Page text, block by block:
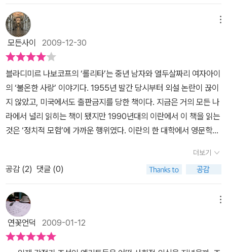
모든사이 2009-12-30
블라디미르 나보코프의 ‘롤리타’는 중년 남자와 열두살짜리 여자아이
의 ‘불온한 사랑’ 이야기다. 1955년 발간 당시부터 외설 논란이 끊이
지 않았고, 미국에서도 출판금지를 당한 책이다. 지금은 거의 모든 나
라에서 널리 읽히는 책이 됐지만 1990년대의 이란에서 이 책을 읽는
것은 ‘정치적 모험’에 가까운 행위였다. 이란의 한 대학에서 영문학을
임을 만들었다. 그들이 탐독한 책들은 마르크스주의 관련 책들이거나
반이슬람 서적이 아니었다. 어이없게도 나보코프의 ‘롤리타’, F. 스콧
피츠제럴드의 ‘위대한 개츠비’, 헨리 제임스의 ‘워싱턴 광장’, 제인 오
스틴의 ‘오만과 편견’이 바로 그 금서목록이었다. ‘테헤란에서 롤리타
를 읽다’는 세계문학전집에나 속할 이같은 작품들을 금서로 낙인찍은
이란의 정치적 야만성을 비판하는 책이 아니다. 저자 나피시 교수는
서구에서 자유주의의 세례를 받고 모국인 이란에서 1979년부터 19
더보기
공감 (2) 댓글 (0)
연꽃언덕 2009-01-12